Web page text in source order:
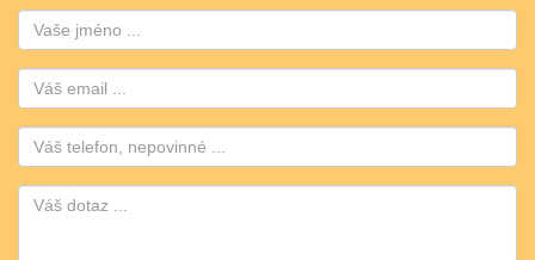
Jméno:
Email:
Telefon: